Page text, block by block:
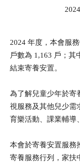
熱門關鍵字
用愛包圍
2024 年度，本會服
戶數為 1,163 戶；其
結束寄養安置。
為了解兒童少年於寄
視服務及其他兒少需
育樂活動、課業輔導
本會於寄養安置服務
寄養服務行列，家扶